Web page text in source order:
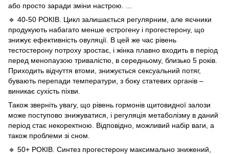
або просто заради зміни настрою. ...
🔹 40-50 РОКІВ. Цикл залишається регулярним, але яєчники
продукують набагато менше естрогену і прогестерону, що
знижує ефективність овуляції. В цей же час рівень
тестостерону потроху зростає, і жінка плавно входить в період
перед менопаузою тривалістю, в середньому, близько 5 років.
Приходить відчуття втоми, знижується сексуальний потяг,
бувають перепади температури, з боку статевих органів –
виникає сухість піхви.
Також зверніть увагу, що рівень гормонів щитовидної залози
може поступово знижуватися, і регуляція метаболізму в даний
період стає некоректною. Відповідно, можливий набір ваги, а
також проблеми зі сном.
🔹 50+ РОКІВ. Синтез прогестерону максимально знижений,